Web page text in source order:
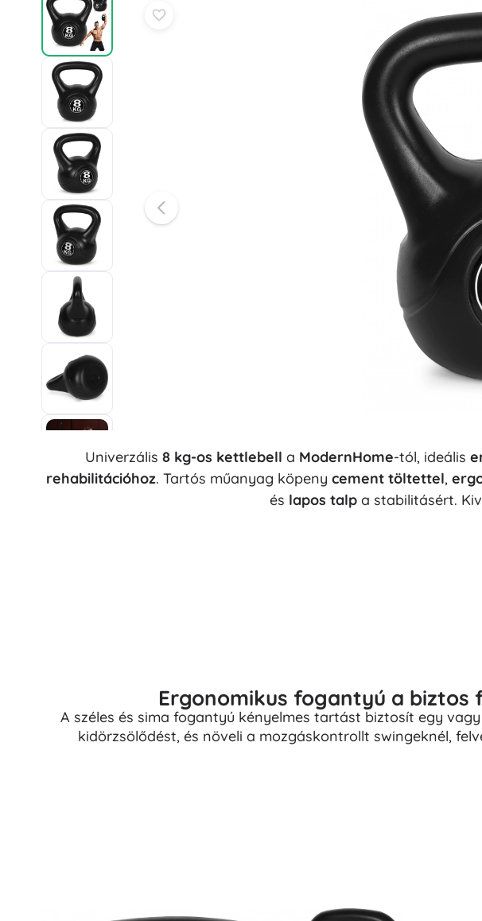
Puzzle
Univerzális 8 kg-os kettlebell a ModernHome-tól, ideális
rehabilitációhoz. Tartós műanyag köpeny cement töltettel,
és lapos talpa stabilitásért.
Ergonomikus fogantyú a biztos
A széles és sima fogantyú kényelmes tartást biztosít egy
kidörzsölődést, és növeli a mozgáskontrollt swingeknél,